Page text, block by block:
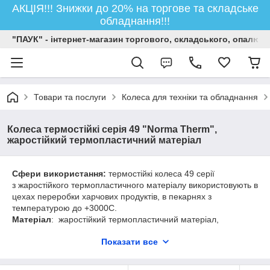
АКЦІЯ!!! Знижки до 20% на торгове та складське
обладнання!!!
"ПАУК" - інтернет-магазин торгового, складського,
Товари та послуги Колеса для техніки та обладнання
Колеса термостійкі серія 49 "Norma Therm",
жаростійкий термопластичний матеріал
Сфери використання: термостійкі колеса 49 серії
з жаростійкого термопластичного матеріалу використовують в
цехах переробки харчових продуктів, в пекарнях з
температурою до +3000С.
Матеріал: жаростійкий термопластичний матеріал,
температурі під високим тиском. Встановлено підшипник
Експлуатація: жаростійкі колеса використовують в
Показати все